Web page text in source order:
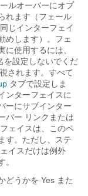
ルオーバーにオプ
れます（フェール
じインターフェイ
めします）。フェ
使用するには、
を設定しないでくだ
されます。すべて
タブで設定しま
ンターフェイスに
ーにサブインター
バー リンクまたは
ェイスは、このペ
す。ただし、ステ
イスだけは例外
どうかを Yes また